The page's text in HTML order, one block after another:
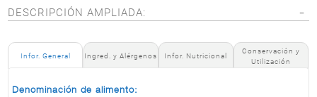
DESCRIPCIÓN AMPLIADA:
Infor. General Ingred. y Alérgenos Infor. Nutricional
Conservación y
Utilización
Denominación de alimento: